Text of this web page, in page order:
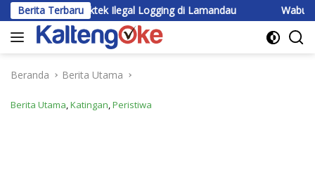
Langsung
ke
konten
Berita Terbaru
Praktek Ilegal Logging di Lamandau Wabup Katingan
Beranda Berita Utama
Berita Utama,Katingan,Peristiwa